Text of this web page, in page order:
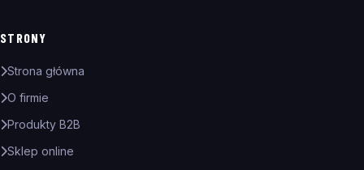
STRONY
Strona główna
O firmie
Produkty B2B
Sklep online